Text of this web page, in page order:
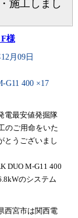
施工しまし
様
月09日
G11 400 ×17
電最安値発掘隊
のご用命をいた
とうございまし
DUO M-G11 400
のシステム
西宮市は関西電